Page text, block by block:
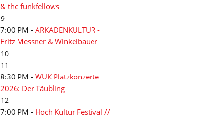
& the funkfellows
9
7:00 PM - ARKADENKULTUR -
Fritz Messner & Winkelbauer
10
11
8:30 PM - WUK Platzkonzerte
2026: Der Täubling
12
7:00 PM - Hoch Kultur Festival //